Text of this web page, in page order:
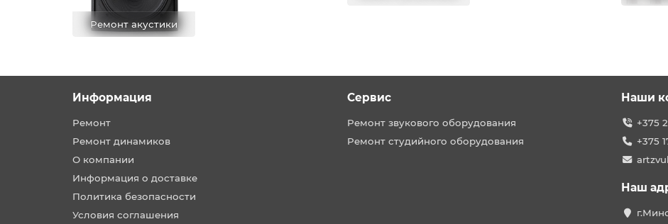
Ремонт акустики
Информация
Ремонт
Ремонт динамиков
О компании
Информация о доставке
Политика безопасности
Условия соглашения
Сервис
Ремонт звукового оборудования
Ремонт студийного оборудования
Наши
+375
+375
Наш